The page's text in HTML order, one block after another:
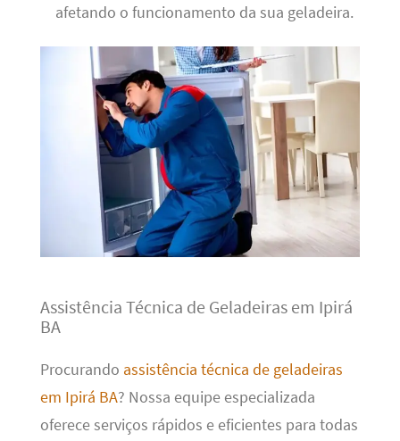
afetando o funcionamento da sua geladeira.
Assistência Técnica de Geladeiras em Ipirá
BA
Procurando assistência técnica de geladeiras
em Ipirá BA? Nossa equipe especializada
oferece serviços rápidos e eficientes para todas